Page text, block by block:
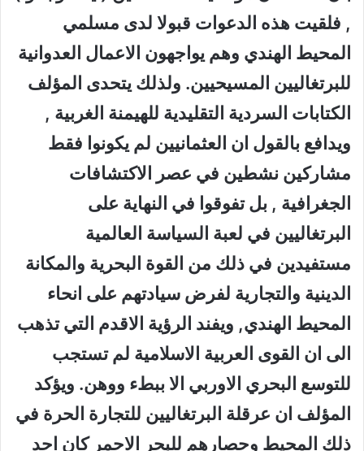
, فلقيت هذه الدعوات قبولا لدى مسلمي
المحيط الهندي وهم يواجهون الاعمال العدوانية
للبرتغاليين المسيحيين. ولذلك يتحدى المؤلف
الكتابات السردية التقليدية للهيمنة الغربية ,
ويدافع بالقول ان العثمانيين لم يكونوا فقط
مشاركين نشطين في عصر الاكتشافات
الجغرافية , بل تفوقوا في النهاية على
البرتغاليين في لعبة السياسة العالمية
مستفيدين في ذلك من القوة البحرية والمكانة
الدينية والتجارية لفرض سيادتهم على انحاء
المحيط الهندي, ويفند الرؤية الاقدم التي تذهب
الى ان القوى العربية الاسلامية لم تستجب
للتوسع البحري الاوربي الا ببطء ووهن. ويؤكد
المؤلف ان عرقلة البرتغاليين للتجارة الحرة في
ذلك المحيط وحصارهم للبحر الاحمر كان احد